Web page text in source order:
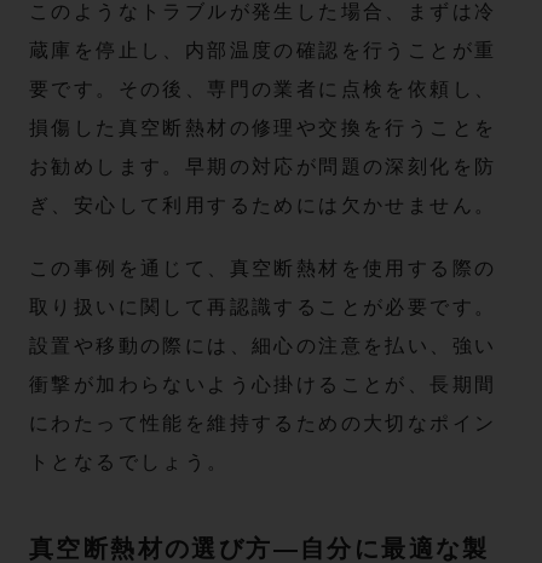
このようなトラブルが発生した場合、まずは冷
蔵庫を停止し、内部温度の確認を行うことが重
要です。その後、専門の業者に点検を依頼し、
損傷した真空断熱材の修理や交換を行うことを
お勧めします。早期の対応が問題の深刻化を防
ぎ、安心して利用するためには欠かせません。
この事例を通じて、真空断熱材を使用する際の
取り扱いに関して再認識することが必要です。
設置や移動の際には、細心の注意を払い、強い
衝撃が加わらないよう心掛けることが、長期間
にわたって性能を維持するための大切なポイン
トとなるでしょう。
真空断熱材の選び方—自分に最適な製